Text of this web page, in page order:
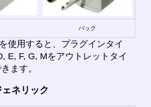
バック
使用すると、プラグインタイ
E, F, G, Mをアウトレットタイ
ます。
ネリック